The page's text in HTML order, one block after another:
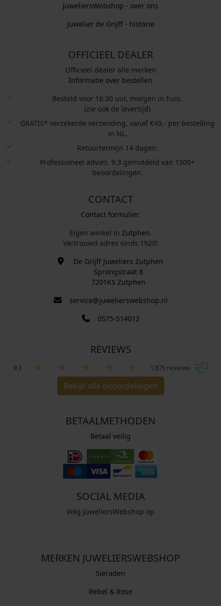
JuweliersWebshop - over ons
Juwelier de Grijff - historie
OFFICIEEL DEALER
Officieel dealer alle merken
Informatie over bestellen
Besteld voor 16:30 uur, morgen in huis.
(zie ook de levertijd)
GRATIS* verzekerde verzending, vanaf €49,- per bestelling
in NL.
Retourtermijn 14 dagen.
Professioneel advies. 9.3 gemiddeld van 1500+
beoordelingen.
CONTACT
Contact formulier.
Eigen winkel in Zutphen.
Vertrouwd adres sinds 1920!
De Grijff Juweliers Zutphen
Sprongstraat 8
7201KS Zutphen
service@juwelierswebshop.nl
0575-514012
REVIEWS
9.3 1.875 reviews
Bekijk alle beoordelingen
BETAALMETHODEN
Betaal veilig
SOCIAL MEDIA
Volg JuweliersWebshop op
MERKEN JUWELIERSWEBSHOP
Sieraden
Rebel & Rose